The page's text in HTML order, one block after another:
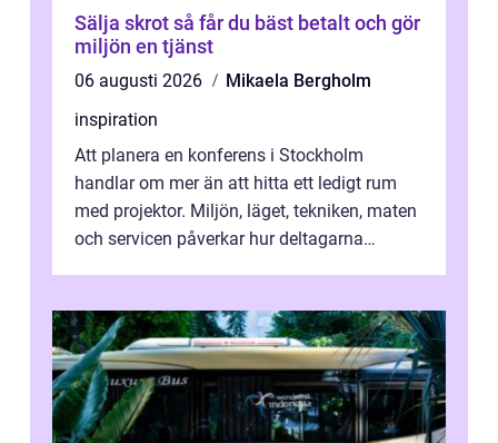
Sälja skrot så får du bäst betalt och gör
miljön en tjänst
06 augusti 2026
Mikaela Bergholm
inspiration
Att planera en konferens i Stockholm
handlar om mer än att hitta ett ledigt rum
med projektor. Miljön, läget, tekniken, maten
och servicen påverkar hur deltagarna